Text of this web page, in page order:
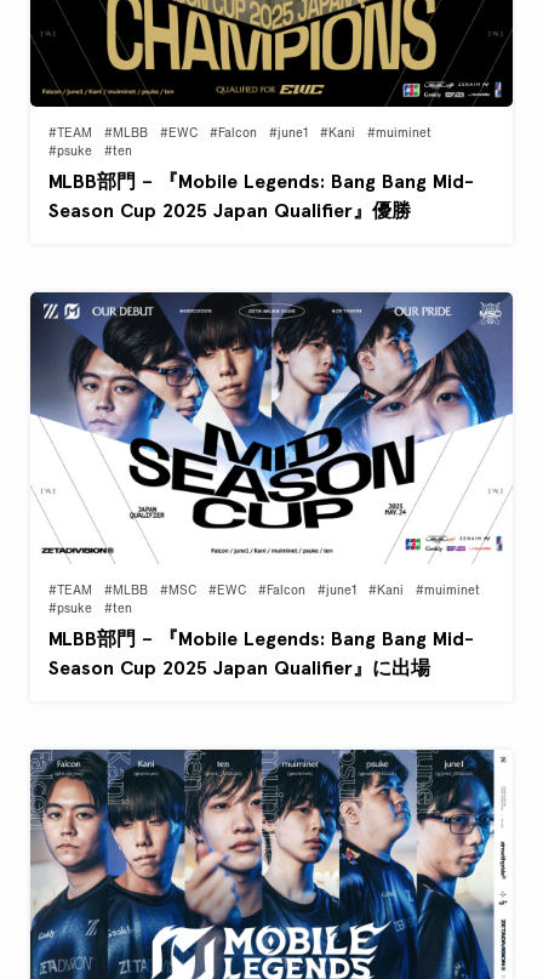
#TEAM #MLBB #EWC #Falcon #june1 #Kani
#muiminet
#psuke
#ten
MLBB部門 – 『Mobile Legends: Bang Bang Mid-
Season Cup 2025 Japan Qualifier』優勝
#TEAM #MLBB #MSC #EWC #Falcon #june1 #Kani
#muiminet
#psuke
#ten
MLBB部門 – 『Mobile Legends: Bang Bang Mid-
Season Cup 2025 Japan Qualifier』に出場